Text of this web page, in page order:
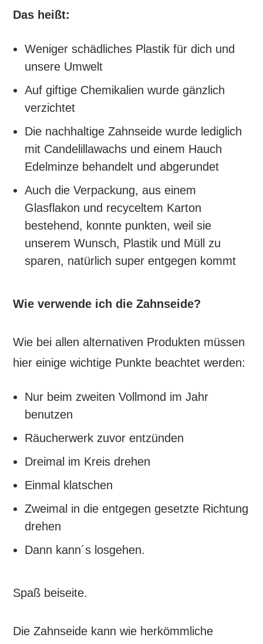
Das heißt:
Weniger schädliches Plastik für dich und
unsere Umwelt
Auf giftige Chemikalien wurde gänzlich
verzichtet
Die nachhaltige Zahnseide wurde lediglich
mit Candelillawachs und einem Hauch
Edelminze behandelt und abgerundet
Auch die Verpackung, aus einem
Glasflakon und recyceltem Karton
bestehend, konnte punkten, weil sie
unserem Wunsch, Plastik und Müll zu
sparen, natürlich super entgegen kommt
Wie verwende ich die Zahnseide?
Wie bei allen alternativen Produkten müssen
hier einige wichtige Punkte beachtet werden:
Nur beim zweiten Vollmond im Jahr
benutzen
Räucherwerk zuvor entzünden
Dreimal im Kreis drehen
Einmal klatschen
Zweimal in die entgegen gesetzte Richtung
drehen
Dann kann´s losgehen.
Spaß beiseite.
Die Zahnseide kann wie herkömmliche